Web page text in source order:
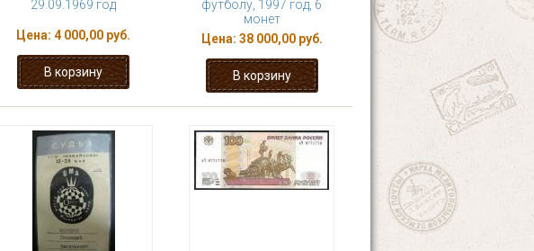
29.09.1969 год
Цена: 4 000,00 руб.
футболу, 1997 год, 6
монет
Цена: 38 000,00 руб.